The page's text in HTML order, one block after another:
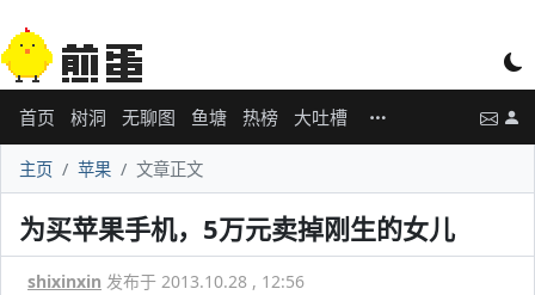
首页 树洞 无聊图 鱼塘 热榜 大吐槽
主页 苹果 文章正文
为买苹果手机，5万元卖掉刚生的女儿
shixinxin 发布于 2013.10.28 , 12:56